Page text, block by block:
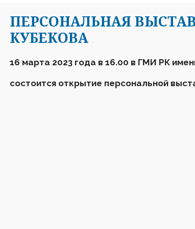
ПЕРСОНАЛЬНАЯ
КУБЕКОВА
16 марта 2023 года в 16.00 в ГМИ РК
состоится открытие персональной